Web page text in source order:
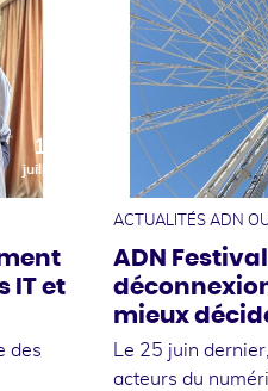
10
juillet
IT et
des
ACTUALITÉS ADN
ADN
mieux
Le 25 juin
acteurs du